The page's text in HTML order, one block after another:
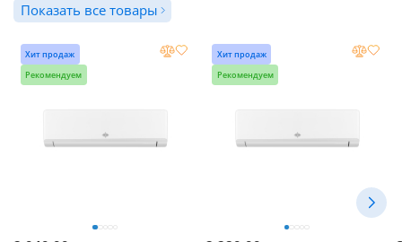
Хит продаж
Рекомендуем
Хит продаж
Рекомендуем
Показать все товары